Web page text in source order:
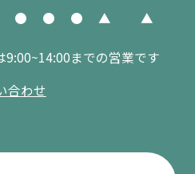
● ● ● ▲ ▲
9:00~14:00までの営業です
合わせ